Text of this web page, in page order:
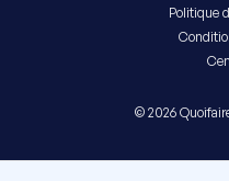
Politique
© 2026